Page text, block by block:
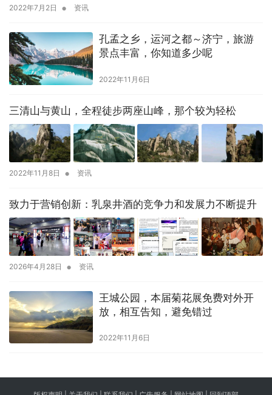
2022年7月2日 • 资讯
孔孟之乡，运河之都～济宁，旅游
景点丰富，你知道多少呢
2022年11月6日
三清山与黄山，全程徒步两座山峰，那个较为轻松
2022年11月8日 • 资讯
致力于营销创新：乳泉井酒的竞争力和发展力不断提升
2026年4月28日 • 资讯
王城公园，本届菊花展免费对外开
放，相互告知，避免错过
2022年11月6日